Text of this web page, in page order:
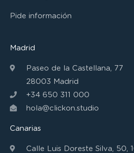
Pide información
Madrid
Paseo de la Castellana, 77
28003 Madrid
+34 650 311 000
hola@clickon.studio
Canarias
Calle Luis Doreste Silva, 50,